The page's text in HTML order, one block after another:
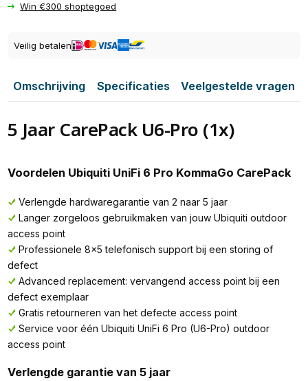
Win €300 shoptegoed
Veilig betalen
Omschrijving Specificaties Veelgestelde vragen
5 Jaar CarePack U6-Pro (1x)
Voordelen Ubiquiti UniFi 6 Pro KommaGo CarePack
Verlengde hardwaregarantie van 2 naar 5 jaar
Langer zorgeloos gebruikmaken van jouw Ubiquiti outdoor
access point
Professionele 8x5 telefonisch support bij een storing of
defect
Advanced replacement: vervangend access point bij een
defect exemplaar
Gratis retourneren van het defecte access point
Service voor één Ubiquiti UniFi 6 Pro (U6-Pro) outdoor
access point
Verlengde garantie van 5 jaar